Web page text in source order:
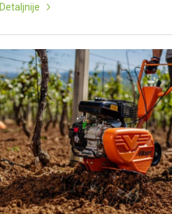
Detaljnije